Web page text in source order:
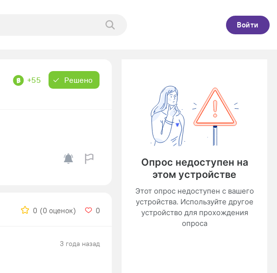
Войти
+55 Решено
0 (0 оценок) 0
3 года назад